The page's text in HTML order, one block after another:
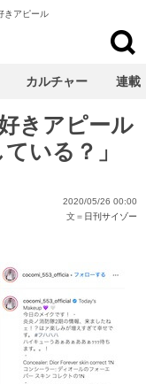
きアピール
きアピール
いる？」
2020/05/26 00:00
文＝ 日刊サイゾー
カルチャー 連載